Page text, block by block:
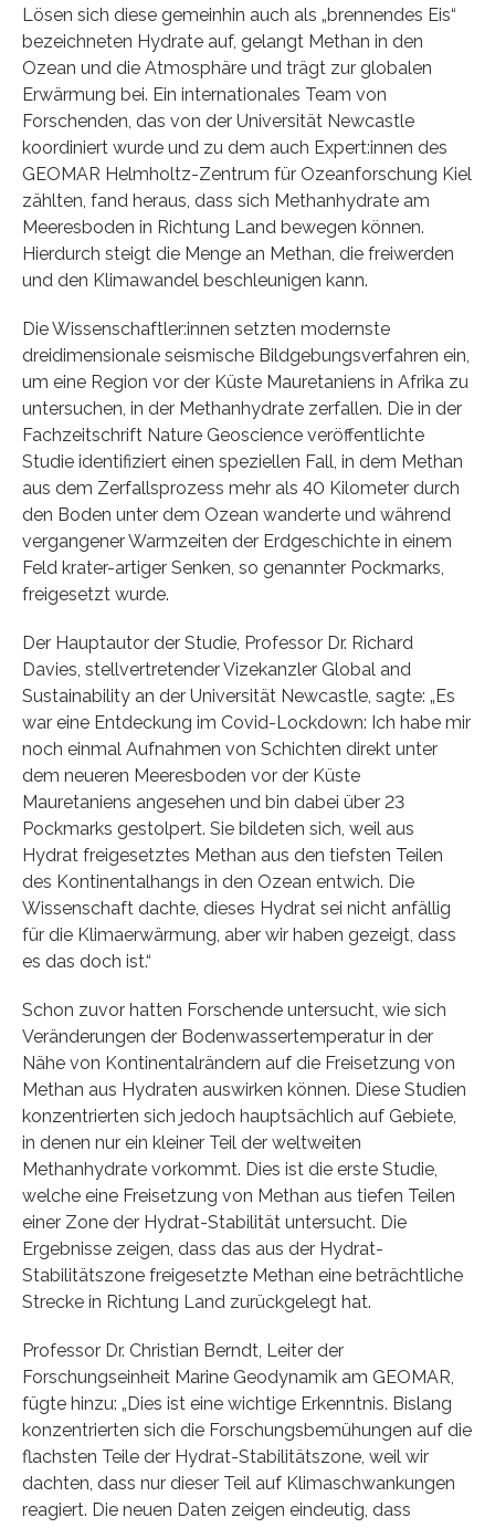
Lösen sich diese gemeinhin auch als „brennendes Eis“
bezeichneten Hydrate auf, gelangt Methan in den
Ozean und die Atmosphäre und trägt zur globalen
Erwärmung bei. Ein internationales Team von
Forschenden, das von der Universität Newcastle
koordiniert wurde und zu dem auch Expert:innen des
GEOMAR Helmholtz-Zentrum für Ozeanforschung Kiel
zählten, fand heraus, dass sich Methanhydrate am
Meeresboden in Richtung Land bewegen können.
Hierdurch steigt die Menge an Methan, die freiwerden
und den Klimawandel beschleunigen kann.
Die Wissenschaftler:innen setzten modernste
dreidimensionale seismische Bildgebungsverfahren ein,
um eine Region vor der Küste Mauretaniens in Afrika zu
untersuchen, in der Methanhydrate zerfallen. Die in der
Fachzeitschrift Nature Geoscience veröffentlichte
Studie identifiziert einen speziellen Fall, in dem Methan
aus dem Zerfallsprozess mehr als 40 Kilometer durch
den Boden unter dem Ozean wanderte und während
vergangener Warmzeiten der Erdgeschichte in einem
Feld krater-artiger Senken, so genannter Pockmarks,
freigesetzt wurde.
Der Hauptautor der Studie, Professor Dr. Richard
Davies, stellvertretender Vizekanzler Global and
Sustainability an der Universität Newcastle, sagte: „Es
war eine Entdeckung im Covid-Lockdown: Ich habe mir
noch einmal Aufnahmen von Schichten direkt unter
dem neueren Meeresboden vor der Küste
Mauretaniens angesehen und bin dabei über 23
Pockmarks gestolpert. Sie bildeten sich, weil aus
Hydrat freigesetztes Methan aus den tiefsten Teilen
des Kontinentalhangs in den Ozean entwich. Die
Wissenschaft dachte, dieses Hydrat sei nicht anfällig
für die Klimaerwärmung, aber wir haben gezeigt, dass
es das doch ist.“
Schon zuvor hatten Forschende untersucht, wie sich
Veränderungen der Bodenwassertemperatur in der
Nähe von Kontinentalrändern auf die Freisetzung von
Methan aus Hydraten auswirken können. Diese Studien
konzentrierten sich jedoch hauptsächlich auf Gebiete,
in denen nur ein kleiner Teil der weltweiten
Methanhydrate vorkommt. Dies ist die erste Studie,
welche eine Freisetzung von Methan aus tiefen Teilen
einer Zone der Hydrat-Stabilität untersucht. Die
Ergebnisse zeigen, dass das aus der Hydrat-
Stabilitätszone freigesetzte Methan eine beträchtliche
Strecke in Richtung Land zurückgelegt hat.
Professor Dr. Christian Berndt, Leiter der
Forschungseinheit Marine Geodynamik am GEOMAR,
fügte hinzu: „Dies ist eine wichtige Erkenntnis. Bislang
konzentrierten sich die Forschungsbemühungen auf die
flachsten Teile der Hydrat-Stabilitätszone, weil wir
dachten, dass nur dieser Teil auf Klimaschwankungen
reagiert. Die neuen Daten zeigen eindeutig, dass